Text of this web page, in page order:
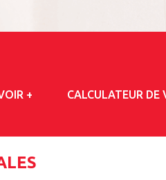
+ CALCULATEUR DE